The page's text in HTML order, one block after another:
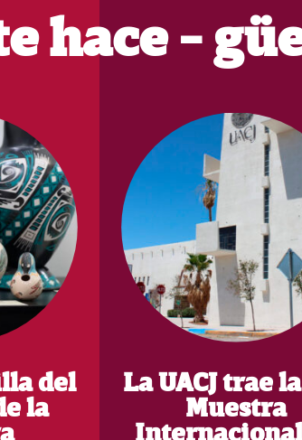
hace -
del
la
La UACJ trae
Muestra